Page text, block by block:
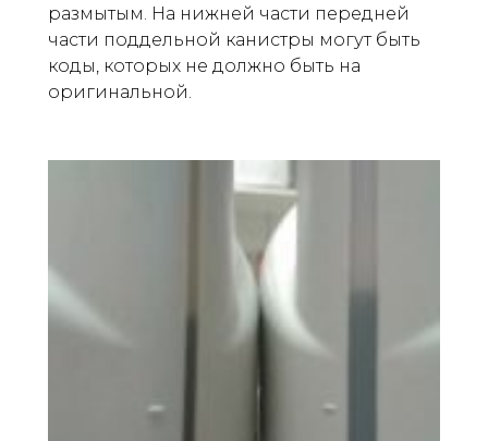
размытым. На нижней части передней
части поддельной канистры могут быть
коды, которых не должно быть на
оригинальной.